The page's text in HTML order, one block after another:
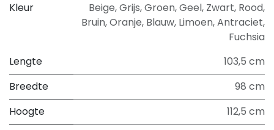
Kleur Beige,Grijs,Groen,Geel, Zwart, Rood,
Bruin,Oranje, Blauw, Limoen,Antraciet,
Fuchsia
Lengte
103,5 cm
Breedte
98 cm
Hoogte
112,5 cm